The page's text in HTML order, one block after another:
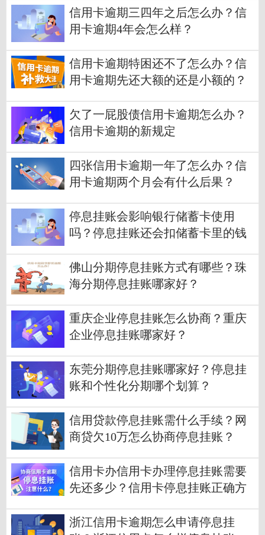
信用卡逾期三四年之后怎么办？信
用卡逾期4年会怎么样？
信用卡逾期特困还不了怎么办？信
用卡逾期先还大额的还是小额的？
欠了一屁股债信用卡逾期怎么办？
信用卡逾期的新规定
四张信用卡逾期一年了怎么办？信
用卡逾期两个月会有什么后果？
停息挂账会影响银行储蓄卡使用
吗？停息挂账还会扣储蓄卡里的钱
佛山分期停息挂账方式有哪些？珠
海分期停息挂账哪家好？
重庆企业停息挂账怎么协商？重庆
企业停息挂账哪家好？
东莞分期停息挂账哪家好？停息挂
账和个性化分期哪个划算？
信用贷款停息挂账需什么手续？网
商贷欠10万怎么协商停息挂账？
信用卡办信用卡办理停息挂账需要
先还多少？信用卡停息挂账正确方
浙江信用卡逾期怎么申请停息挂